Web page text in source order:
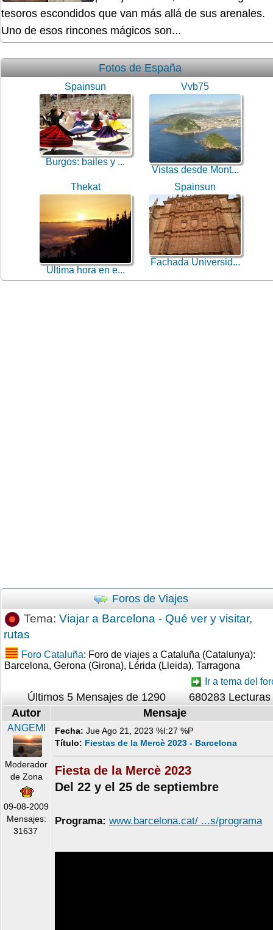
tesoros escondidos que van más allá de sus arenales.
Uno de esos rincones mágicos son...
Fotos de España
Spainsun
Burgos: bailes y ...
Vvb75
Vistas desde Mont...
Thekat
Ultima hora en e...
Spainsun
Fachada Universid...
Foros de Viajes
Tema: Viajar a Barcelona - Qué ver y visitar,
rutas
Foro Cataluña: Foro de viajes a Cataluña (Catalunya):
Barcelona, Gerona (Girona), Lérida (Lleida), Tarragona
Ir a tema del
Últimos 5 Mensajes de 1290
680283 Lecturas
Autor
Mensaje
ANGEMI
Moderador
de Zona
09-08-2009
Mensajes:
31637
Fecha: Jue Ago 21, 2023 %I:27 %P
Título: Fiestas de la Mercè 2023 - Barcelona
Fiesta de la Mercè 2023
Del 22 y el 25 de septiembre
Programa: www.barcelona.cat/ ...s/programa